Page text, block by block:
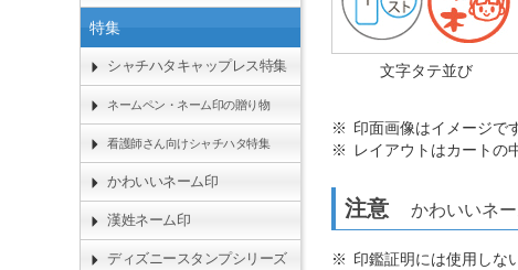
文字タテ並び
印面画像はイメージで
レイアウトはカートの
注意 かわいいネ
印鑑証明には使用しな
特集
シャチハタキャップレス特集
ネームペン・ネーム印の贈り物
看護師さん向けシャチハタ特集
かわいいネーム印
漢姓ネーム印
ディズニースタンプシリーズ